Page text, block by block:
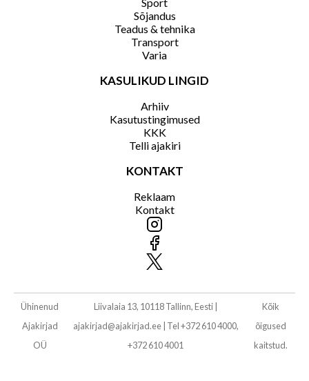
Sõjandus
Teadus & tehnika
Transport
Varia
KASULIKUD LINGID
Arhiiv
Kasutustingimused
KKK
Telli ajakiri
KONTAKT
Reklaam
Kontakt
Ühinenud
Ajakirjad
OÜ
Liivalaia 13, 10118 Tallinn, Eesti
ajakirjad@ajakirjad.ee| Tel +372 610 4000,
+372 610 4001
Kõik
õigused
kaitstud.